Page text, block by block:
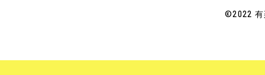
©2022 有